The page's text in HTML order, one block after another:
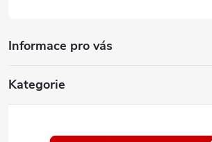
Informace pro vás
Kategorie